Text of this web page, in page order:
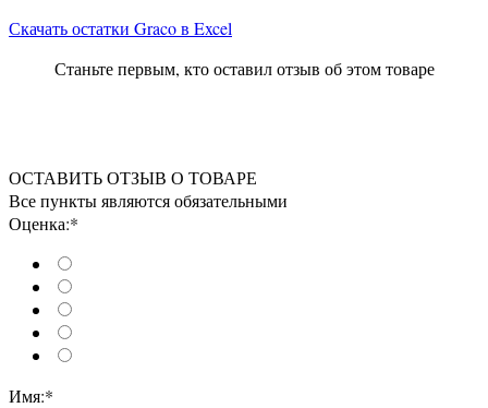
Скачать остатки Graco в Excel
Станьте первым, кто оставил отзыв об этом товаре
ОСТАВИТЬ ОТЗЫВ О ТОВАРЕ
Все пункты являются обязательными
Оценка:*
Имя:*